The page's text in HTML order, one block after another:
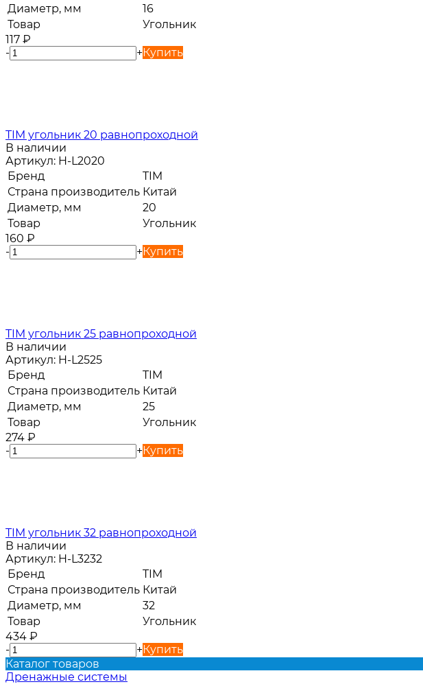
Диаметр, мм
16
Товар
Угольник
117 ₽
-
+Купить
TIM угольник 20 равнопроходной
В наличии
Артикул: H-L2020
Бренд
TIM
Страна производитель Китай
Диаметр, мм
20
Товар
Угольник
160 ₽
-
+Купить
TIM угольник 25 равнопроходной
В наличии
Артикул: H-L2525
Бренд
TIM
Страна производитель Китай
Диаметр, мм
25
Товар
Угольник
274 ₽
-
+Купить
TIM угольник 32 равнопроходной
В наличии
Артикул: H-L3232
Бренд
TIM
Страна производитель Китай
Диаметр, мм
32
Товар
Угольник
434 ₽
-
+Купить
Каталог товаров
Дренажные системы